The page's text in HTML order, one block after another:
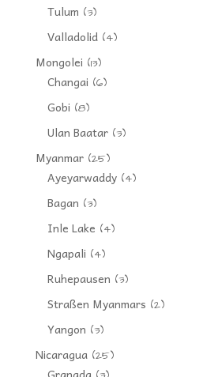
Tulum (3)
Valladolid(4)
Mongolei (13)
Changai (6)
Gobi (8)
Ulan Baatar(3)
Myanmar(25)
Ayeyarwaddy(4)
Bagan (3)
Inle Lake (4)
Ngapali (4)
Ruhepausen (3)
Straßen Myanmars (2)
Yangon (3)
Nicaragua(25)